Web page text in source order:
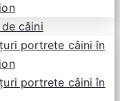
câini
portrete câini în
portrete câini în